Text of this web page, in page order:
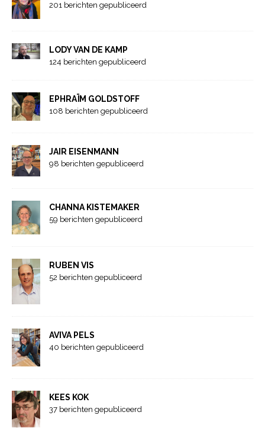
201 berichten gepubliceerd
LODY VAN DE KAMP
124 berichten gepubliceerd
EPHRAÏM GOLDSTOFF
108 berichten gepubliceerd
JAIR EISENMANN
98 berichten gepubliceerd
CHANNA KISTEMAKER
59 berichten gepubliceerd
RUBEN VIS
52 berichten gepubliceerd
AVIVA PELS
40 berichten gepubliceerd
KEES KOK
37 berichten gepubliceerd